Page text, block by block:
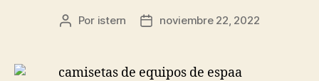
Autor
entrada
Por istern
Fecha
entrada
noviembre 22, 2022